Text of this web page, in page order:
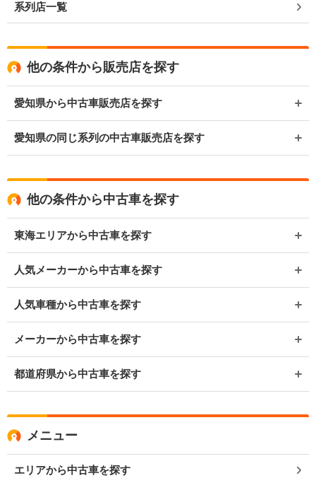
系列店一覧
他の条件から販売店を探す
愛知県から中古車販売店を探す
愛知県の同じ系列の中古車販売店を探す
他の条件から中古車を探す
東海エリアから中古車を探す
人気メーカーから中古車を探す
人気車種から中古車を探す
メーカーから中古車を探す
都道府県から中古車を探す
メニュー
エリアから中古車を探す